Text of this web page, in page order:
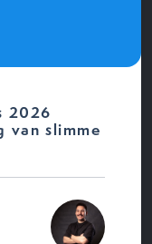
2026
van slimme